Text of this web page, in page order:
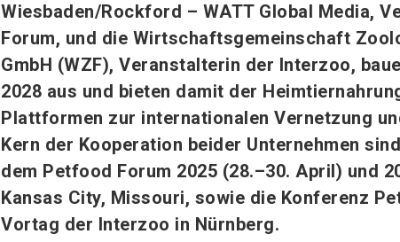
Wiesbaden/Rockford – WATT Global Media,
Forum, und die Wirtschaftsgemeinschaft
GmbH (WZF), Veranstalterin der Interzoo,
2028 aus und bieten damit der
Plattformen zur internationalen Vernetzung
Kern der Kooperation beider Unternehmen
dem Petfood Forum 2025 (28.–30. April) und
Kansas City, Missouri, sowie die Konferenz
Vortag der Interzoo in Nürnberg.